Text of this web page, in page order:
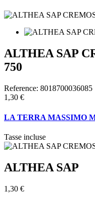
ALTHEA SAP
750
Reference: 8018700036085
1,30 €
LA TERRA MASSIMO
Tasse incluse
ALTHEA SAP
1,30 €